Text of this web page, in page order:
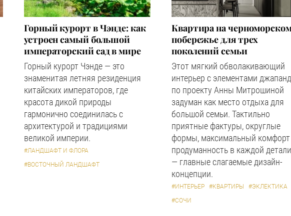
Горный курорт в Чэнде: как
устроен самый большой
императорский сад в мире
Горный курорт Чэнде — это
знаменитая летняя резиденция
китайских императоров, где
красота дикой природы
гармонично соединилась с
архитектурой и традициями
великой империи.
#ЛАНДШАФТ И ФЛОРА
#ВОСТОЧНЫЙ ЛАНДШАФТ
Квартира на
побережье для трех
поколений семьи
Этот мягкий обволакивающий
интерьер с элементами
по проекту Анны Митрошиной
задуман как место отдыха для
большой семьи. Тактильно
приятные фактуры, округлые
формы, максимальный комфорт
продуманность в каждой детали
— главные слагаемые дизайн-
концепции.
#ИНТЕРЬЕР #КВАРТИРЫ
#ЭКЛЕКТИКА
#СОЧИ